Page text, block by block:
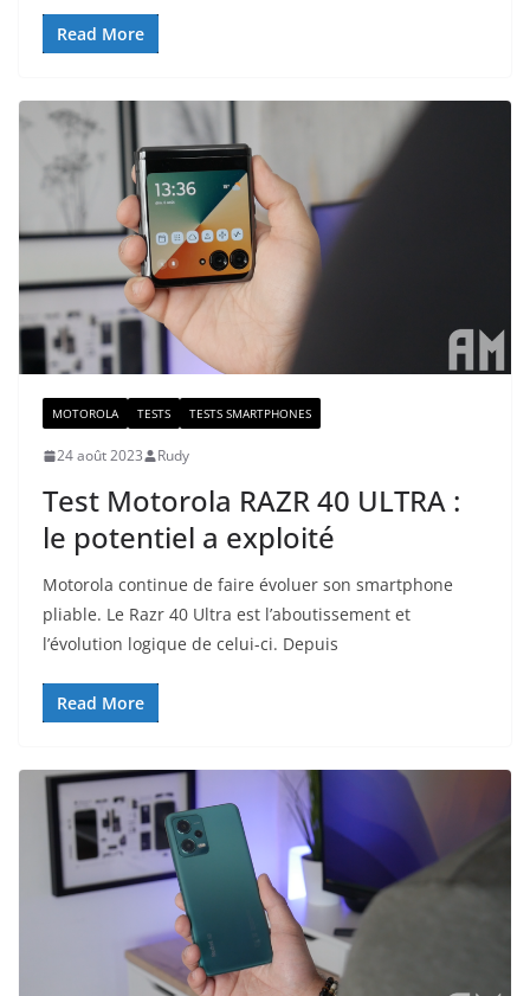
Read More
MOTOROLA TESTS TESTS SMARTPHONES
24 août 2023 Rudy
Test Motorola RAZR 40 ULTRA :
le potentiel a exploité
Motorola continue de faire évoluer son smartphone
pliable. Le Razr 40 Ultra est l’aboutissement et
l’évolution logique de celui-ci. Depuis
Read More